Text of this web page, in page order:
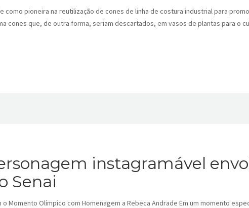
como pioneira na reutilização de cones de linha de costura industrial para
cones que, de outra forma, seriam descartados, em vasos de plantas para o
instagramável
Senai
o Momento Olímpico com Homenagem a Rebeca Andrade Em um momento